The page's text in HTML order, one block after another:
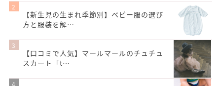
【新生児の生まれ季節別】ベビー服の選び
方と服装を解…
【口コミで人気】マールマールのチュチュ
スカート「t…